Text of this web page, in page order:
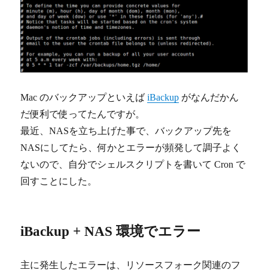
ト
リ
を
ッ
ク
ッ
プ
に
Mac のバックアップといえばiBackup がなんだかん
だ便利で使ってたんですが。
最近、NASを立ち上げた事で、バックアップ先を
NASにしてたら、何かとエラーが頻発して調子よく
ないので、自分でシェルスクリプトを書いて Cron で
回すことにした。
iBackup + NAS 環境でエラー
主に発生したエラーは、リソースフォーク関連のフ